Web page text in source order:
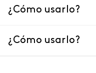
¿Cómo usarlo?
¿Cómo usarlo?